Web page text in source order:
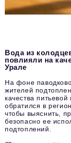
Вода из
повлияли на
Урале
На фоне
жителей
качества
обратился в
чтобы выяснить,
безопасно ее
подтоплений.